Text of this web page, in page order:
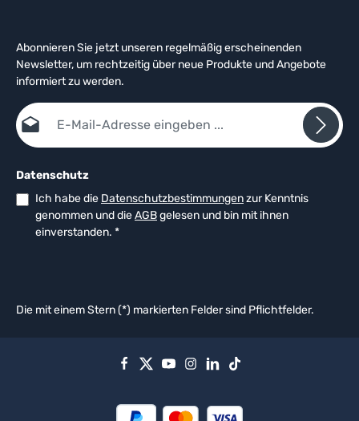
Abonnieren Sie jetzt unseren regelmäßig erscheinenden
Newsletter, um rechtzeitig über neue Produkte und Angebote
informiert zu werden.
E-Mail-Adresse*
Datenschutz
Ich habe die Datenschutzbestimmungenzur Kenntnis
genommen und dieAGBgelesen und bin mit ihnen
einverstanden. *
Die mit einem Stern (*) markierten Felder sind Pflichtfelder.